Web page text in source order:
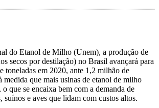
do Etanol de Milho (Unem), a produção de
secos por destilação) no Brasil avançará para
toneladas em 2020, ante 1,2 milhão de
medida que mais usinas de etanol de milho
o que se encaixa bem com a demanda de
suínos e aves que lidam com custos altos.